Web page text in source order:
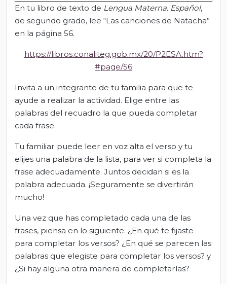
En tu libro de texto de Lengua Materna. Español,
de segundo grado, lee “Las canciones de Natacha”
en la página 56.
https://libros.conaliteg.gob.mx/20/P2ESA.htm?
#page/56
Invita a un integrante de tu familia para que te
ayude a realizar la actividad. Elige entre las
palabras del recuadro la que pueda completar
cada frase.
Tu familiar puede leer en voz alta el verso y tu
elijes una palabra de la lista, para ver si completa la
frase adecuadamente. Juntos decidan si es la
palabra adecuada. ¡Seguramente se divertirán
mucho!
Una vez que has completado cada una de las
frases, piensa en lo siguiente. ¿En qué te fijaste
para completar los versos? ¿En qué se parecen las
palabras que elegiste para completar los versos? y
¿Si hay alguna otra manera de completarlas?